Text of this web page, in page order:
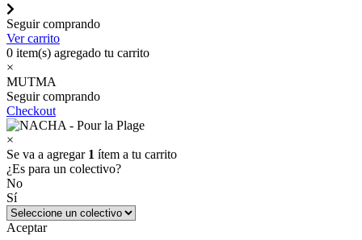
Seguir comprando
Ver carrito
0 item(s) agregado tu carrito
×
MUTMA
Seguir comprando
Checkout
×
Se va a agregar 1 ítem a tu carrito
¿Es para un colectivo?
No
Sí
Aceptar